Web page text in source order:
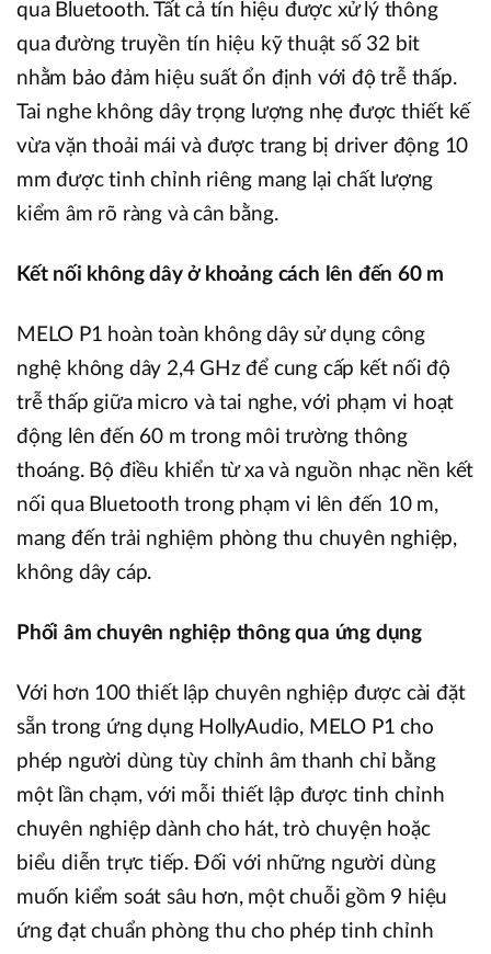
qua Bluetooth. Tất cả tín hiệu được xử lý thông
qua đường truyền tín hiệu kỹ thuật số 32 bit
nhằm bảo đảm hiệu suất ổn định với độ trễ thấp.
Tai nghe không dây trọng lượng nhẹ được thiết kế
vừa vặn thoải mái và được trang bị driver động 10
mm được tinh chỉnh riêng mang lại chất lượng
kiểm âm rõ ràng và cân bằng.
Kết nối không dây ở khoảng cách lên đến 60 m
MELO P1 hoàn toàn không dây sử dụng công
nghệ không dây 2,4 GHz để cung cấp kết nối độ
trễ thấp giữa micro và tai nghe, với phạm vi hoạt
động lên đến 60 m trong môi trường thông
thoáng. Bộ điều khiển từ xa và nguồn nhạc nền kết
nối qua Bluetooth trong phạm vi lên đến 10 m,
mang đến trải nghiệm phòng thu chuyên nghiệp,
không dây cáp.
Phối âm chuyên nghiệp thông qua ứng dụng
Với hơn 100 thiết lập chuyên nghiệp được cài đặt
sẵn trong ứng dụng HollyAudio, MELO P1 cho
phép người dùng tùy chỉnh âm thanh chỉ bằng
một lần chạm, với mỗi thiết lập được tinh chỉnh
chuyên nghiệp dành cho hát, trò chuyện hoặc
biểu diễn trực tiếp. Đối với những người dùng
muốn kiểm soát sâu hơn, một chuỗi gồm 9 hiệu
ứng đạt chuẩn phòng thu cho phép tinh chỉnh